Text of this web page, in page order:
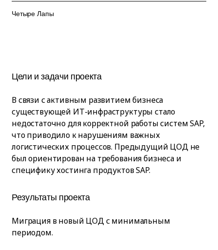
Четыре Лапы
Цели и задачи проекта
В связи с активным развитием бизнеса
существующей ИТ-инфраструктуры стало
недостаточно для корректной работы систем SAP,
что приводило к нарушениям важных
логистических процессов. Предыдущий ЦОД не
был ориентирован на требования бизнеса и
специфику хостинга продуктов SAP.
Результаты проекта
Миграция в новый ЦОД с минимальным
периодом.